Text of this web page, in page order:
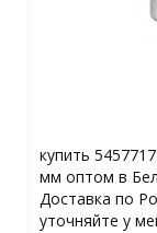
купить
мм оптом в
Доставка по
уточняйте у